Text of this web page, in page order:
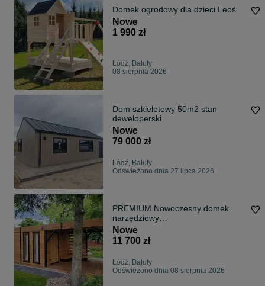
Domek ogrodowy dla dzieci Leoś
Nowe
1 990 zł
Łódź, Bałuty
08 sierpnia 2026
Dom szkieletowy 50m2 stan
deweloperski
Nowe
79 000 zł
Łódź, Bałuty
Odświeżono dnia 27 lipca 2026
PREMIUM Nowoczesny domek
narzędziowy
"Bocian"/Altanka/Altana
Nowe
11 700 zł
Łódź, Bałuty
Odświeżono dnia 08 sierpnia 2026